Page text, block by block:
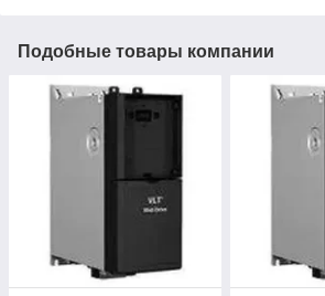
Подобные товары компании